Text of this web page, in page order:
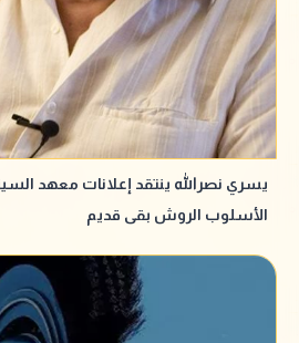
يسري نصرالله ينتقد إعلانات معهد
الأسلوب الروش بقى قديم